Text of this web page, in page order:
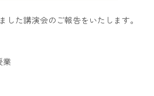
した講演会のご報告をいたします。
業